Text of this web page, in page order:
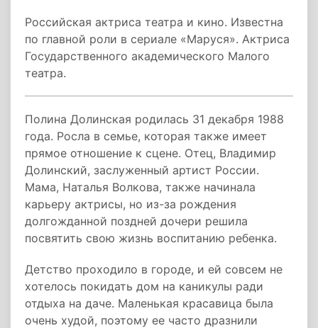
Российская актриса театра и кино. Известна
по главной роли в сериале «Маруся». Актриса
Государственного академического Малого
театра.
Полина Долинская родилась 31 декабря 1988
года. Росла в семье, которая также имеет
прямое отношение к сцене. Отец, Владимир
Долинский, заслуженный артист России.
Мама, Наталья Волкова, также начинала
карьеру актрисы, но из-за рождения
долгожданной поздней дочери решила
посвятить свою жизнь воспитанию ребенка.
Детство проходило в городе, и ей совсем не
хотелось покидать дом на каникулы ради
отдыха на даче. Маленькая красавица была
очень худой, поэтому ее часто дразнили